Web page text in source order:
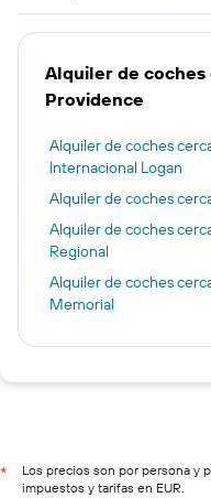
Alquiler de
Providence
Alquiler de coches
Internacional Logan
Alquiler de coches
Alquiler de coches
Regional
Alquiler de coches
Memorial
*
Los precios son por persona y
impuestos y tarifas en EUR.